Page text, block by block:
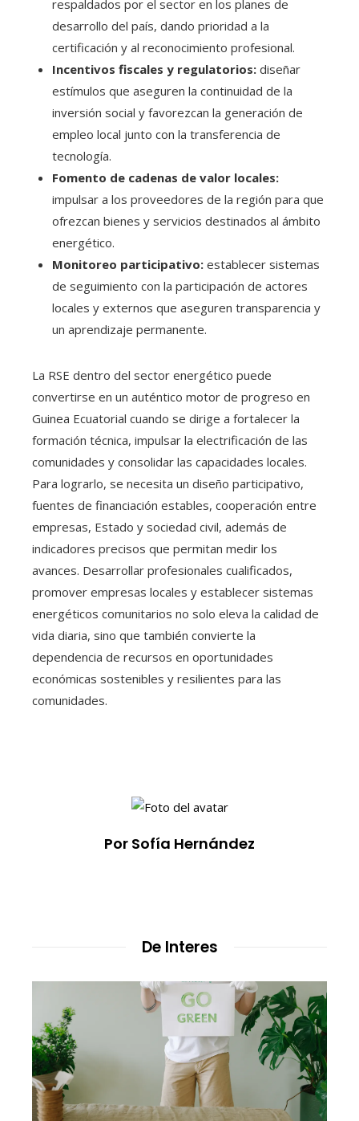
respaldados por el sector en los planes de
desarrollo del país, dando prioridad a la
certificación y al reconocimiento profesional.
Incentivos fiscales y regulatorios: diseñar
estímulos que aseguren la continuidad de la
inversión social y favorezcan la generación de
empleo local junto con la transferencia de
tecnología.
Fomento de cadenas de valor locales:
impulsar a los proveedores de la región para que
ofrezcan bienes y servicios destinados al ámbito
energético.
Monitoreo participativo: establecer sistemas
de seguimiento con la participación de actores
locales y externos que aseguren transparencia y
un aprendizaje permanente.
La RSE dentro del sector energético puede
convertirse en un auténtico motor de progreso en
Guinea Ecuatorial cuando se dirige a fortalecer la
formación técnica, impulsar la electrificación de las
comunidades y consolidar las capacidades locales.
Para lograrlo, se necesita un diseño participativo,
fuentes de financiación estables, cooperación entre
empresas, Estado y sociedad civil, además de
indicadores precisos que permitan medir los
avances. Desarrollar profesionales cualificados,
promover empresas locales y establecer sistemas
energéticos comunitarios no solo eleva la calidad de
vida diaria, sino que también convierte la
dependencia de recursos en oportunidades
económicas sostenibles y resilientes para las
comunidades.
Por Sofía Hernández
De Interes